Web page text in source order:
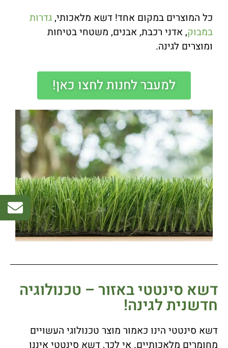
כל המוצרים במקום אחד! דשא מלאכותי,גדרות
במבוק, אדני רכבת, אבנים, משטחי בטיחות
ומוצרים לגינה.
למעבר לחנות לחצו כאן!
דשא סינטטי באזור – טכנולוגיה
חדשנית לגינה!
דשא סינטטי הינו כאמור מוצר טכנולוגי העשויים
מחומרים מלאכותיים. אי לכך, דשא סינטטי איננו